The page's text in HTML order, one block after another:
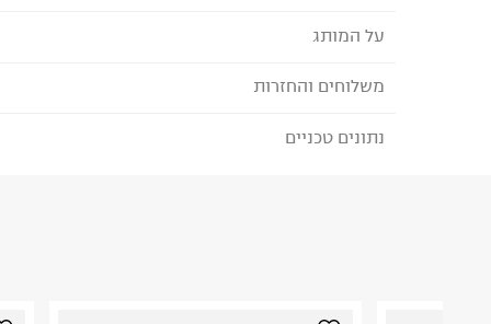
על המותג
בירקנשטוק - BIRKENSTOCK
משלוחים והחזרות
לבחירת בשיטת המשלוח המתאימה לכם,
נתונים טכניים